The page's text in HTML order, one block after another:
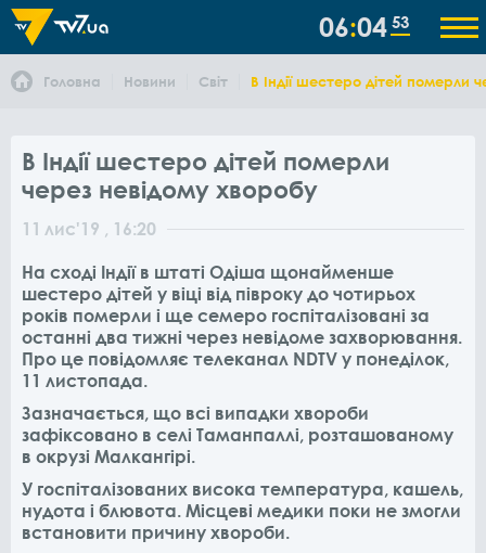
06 04 53
Головна Новини Світ В Індії шестеро дітей померли
В Індії шестеро дітей померли
через невідому хворобу
11 лис'19 , 16:20
На сході Індії в штаті Одіша щонайменше
шестеро дітей у віці від півроку до чотирьох
років померли і ще семеро госпіталізовані за
останні два тижні через невідоме захворювання.
Про це повідомляє телеканал NDTV у понеділок,
11 листопада.
Зазначається, що всі випадки хвороби
зафіксовано в селі Таманпаллі, розташованому
в окрузі Малкангірі.
У госпіталізованих висока температура, кашель,
нудота і блювота. Місцеві медики поки не змогли
встановити причину хвороби.